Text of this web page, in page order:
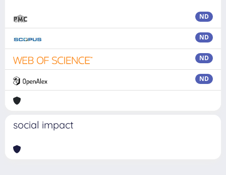
ND
ND
ND
ND
social impact